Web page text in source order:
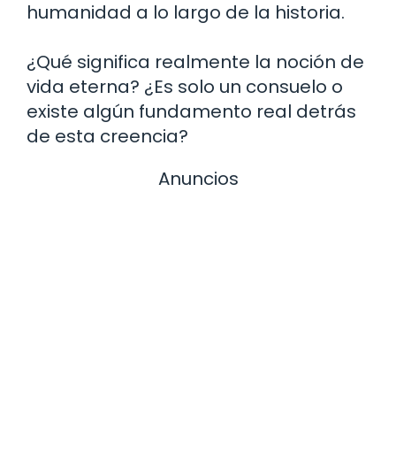
humanidad a lo largo de la historia.
¿Qué significa realmente la noción de
vida eterna? ¿Es solo un consuelo o
existe algún fundamento real detrás
de esta creencia?
Anuncios